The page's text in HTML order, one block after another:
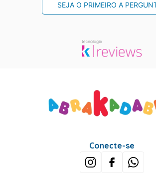
SEJA O PRIMEIRO A
Conecte-se